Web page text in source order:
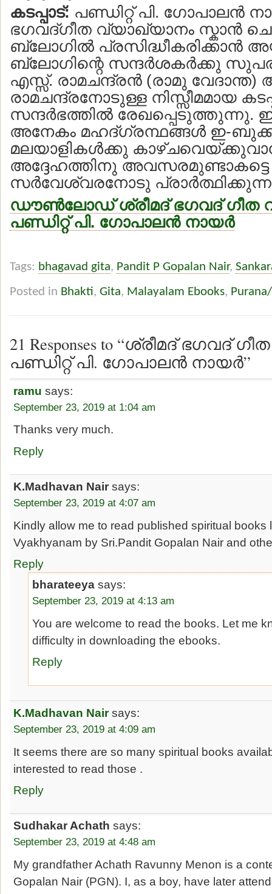
കടപ്പാട്: പണ്ഡിറ്റ് പി. ഗോപാലന്‍
ഭഗവദ്ഗീത വ്യാഖ്യാനം സ്കാന്‍
ബ്ലോഗില്‍ പ്രസിദ്ധീകരിക്കാന്‍
ബ്ലോഗിന്റെ സന്ദര്‍ശകര്‍ക്കു
എസ്സ്. രാമചന്ദ്രന്‍ (രാമു
രാമചന്ദ്രനോടുള്ള നിസ്സീമമായ
സന്ദര്‍ഭത്തില്‍ രേഖപ്പെടുത്തുന്നു.
അനേകം മഹദ്ഗ്രന്ഥങ്ങള്‍ ഇ-
മലയാളികള്‍ക്കു
അദ്ദേഹത്തിനു
സര്‍വേശ്വരനോടു
ഡൗണ്‍ലോഡ് ശ്രീമദ് ഭഗവദ് ഗീത
പണ്ഡിറ്റ് പി. ഗോപാലന്‍ നായര്‍
Tags: bhagavad gita, Pandit P Gopalan Nair,
Posted in Bhakti, Gita, Malayalam Ebooks,
21 Responses to “ശ്രീമദ് ഭഗവദ്
പണ്ഡിറ്റ് പി. ഗോപാലന്‍ നായര്‍”
ramu says:
September 23, 2019 at 1:04 am
Thanks very much.
Reply
K.Madhavan Nair says:
September 23, 2019 at 4:07 am
Kindly allow me to read published spiritual books
Vyakhyanam by Sri.Pandit Gopalan Nair and
Reply
bharateeya says:
September 23, 2019 at 4:13 am
You are welcome to read the books. Let me
difficulty in downloading the ebooks.
Reply
K.Madhavan Nair says:
September 23, 2019 at 4:09 am
It seems there are so many spiritual books
interested to read those .
Reply
Sudhakar Achath says:
September 23, 2019 at 4:48 am
My grandfather Achath Ravunny Menon is a
Gopalan Nair (PGN). I, as a boy, have later